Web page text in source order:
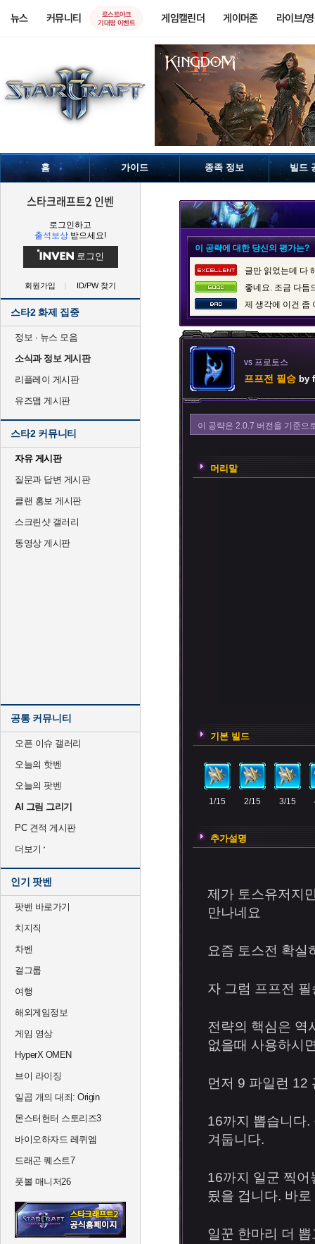
뉴스 커뮤니티
로스트아크
기대평 이벤트
게임캘린더 게이머존 라이브/
홈 가이드 종족 정보 빌드
스타크래프트2 인벤
로그인하고
출석보상 받으세요!
로그인
회원가입 ID/PW 찾기
스타2 화제 집중
정보 · 뉴스 모음
소식과 정보 게시판
리플레이 게시판
유즈맵 게시판
스타2 커뮤니티
자유 게시판
질문과 답변 게시판
클랜 홍보 게시판
스크린샷 갤러리
동영상 게시판
공통 커뮤니티
오픈 이슈 갤러리
오늘의 핫벤
오늘의 팟벤
AI 그림 그리기
PC 견적 게시판
더보기
인기 팟벤
팟벤 바로가기
치지직
차벤
걸그룹
여행
해외게임정보
게임 영상
HyperX OMEN
브이 라이징
일곱 개의 대죄: Origin
몬스터헌터 스토리즈3
바이오하자드 레퀴엠
드래곤 퀘스트7
풋볼 매니저26
이 공략에 대한 당신의 평가는?
글만 읽었는데 다
좋네요. 조금 다듬
제 생각에 이건 좀
vs 프로토스
프프전 필승 by
이 공략은 2.0.7 버전을 기준으
머리말
기본 빌드
1/15 2/15 3/15
추가설명
제가 토스유저지
만나네요
요즘 토스전 확실
자 그럼 프프전
전략의 핵심은 역
없을때 사용하시
먼저 9 파일런 12
16까지 뽑습니다
겨둡니다.
16까지 일군 찍어
됬을 겁니다. 바
일꾼 한마리 더